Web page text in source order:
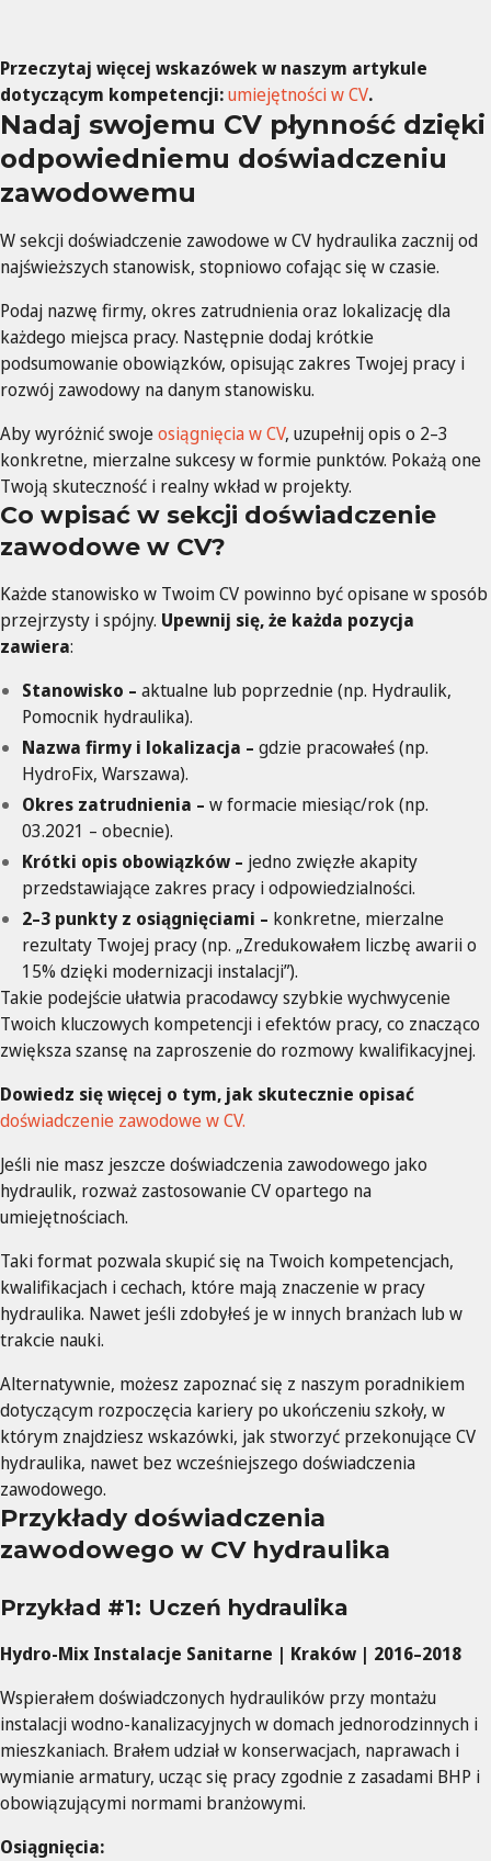
Przeczytaj więcej wskazówek w naszym artykule
dotyczącym kompetencji:umiejętności w CV.
Nadaj swojemu CV płynność dzięki
odpowiedniemu doświadczeniu
zawodowemu
W sekcji doświadczenie zawodowe w CV hydraulika zacznij od
najświeższych stanowisk, stopniowo cofając się w czasie.
Podaj nazwę firmy, okres zatrudnienia oraz lokalizację dla
każdego miejsca pracy. Następnie dodaj krótkie
podsumowanie obowiązków, opisując zakres Twojej pracy i
rozwój zawodowy na danym stanowisku.
Aby wyróżnić swojeosiągnięcia w CV, uzupełnij opis o 2–3
konkretne, mierzalne sukcesy w formie punktów. Pokażą one
Twoją skuteczność i realny wkład w projekty.
Co wpisać w sekcji doświadczenie
zawodowe w CV?
Każde stanowisko w Twoim CV powinno być opisane w sposób
przejrzysty i spójny. Upewnij się, że każda pozycja
zawiera:
Stanowisko – aktualne lub poprzednie (np. Hydraulik,
Pomocnik hydraulika).
Nazwa firmy i lokalizacja – gdzie pracowałeś (np.
HydroFix, Warszawa).
Okres zatrudnienia – w formacie miesiąc/rok (np.
03.2021 – obecnie).
Krótki opis obowiązków – jedno zwięzłe akapity
przedstawiające zakres pracy i odpowiedzialności.
2–3 punkty z osiągnięciami – konkretne, mierzalne
rezultaty Twojej pracy (np. „Zredukowałem liczbę awarii o
15% dzięki modernizacji instalacji”).
Takie podejście ułatwia pracodawcy szybkie wychwycenie
Twoich kluczowych kompetencji i efektów pracy, co znacząco
zwiększa szansę na zaproszenie do rozmowy kwalifikacyjnej.
Dowiedz się więcej o tym, jak skutecznie opisać
doświadczenie zawodowe w CV.
Jeśli nie masz jeszcze doświadczenia zawodowego jako
hydraulik, rozważ zastosowanie CV opartego na
umiejętnościach.
Taki format pozwala skupić się na Twoich kompetencjach,
kwalifikacjach i cechach, które mają znaczenie w pracy
hydraulika. Nawet jeśli zdobyłeś je w innych branżach lub w
trakcie nauki.
Alternatywnie, możesz zapoznać się z naszym poradnikiem
dotyczącym rozpoczęcia kariery po ukończeniu szkoły, w
którym znajdziesz wskazówki, jak stworzyć przekonujące CV
hydraulika, nawet bez wcześniejszego doświadczenia
zawodowego.
Przykłady doświadczenia
zawodowego w CV hydraulika
Przykład #1: Uczeń hydraulika
Hydro-Mix Instalacje Sanitarne | Kraków | 2016–2018
Wspierałem doświadczonych hydraulików przy montażu
instalacji wodno-kanalizacyjnych w domach jednorodzinnych i
mieszkaniach. Brałem udział w konserwacjach, naprawach i
wymianie armatury, ucząc się pracy zgodnie z zasadami BHP i
obowiązującymi normami branżowymi.
Osiągnięcia: